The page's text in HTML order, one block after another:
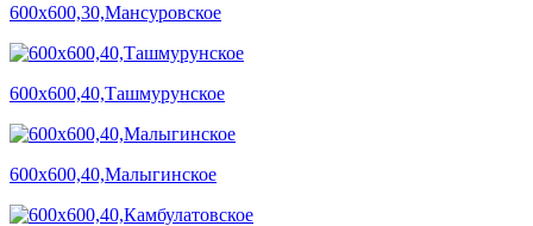
600х600,30,Мансуровское
600х600,40,Ташмурунское
600х600,40,Малыгинское